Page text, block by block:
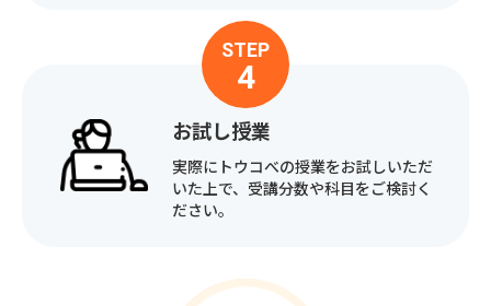
STEP
4
お試し授業
実際にトウコべの授業をお試しいただ
いた上で、受講分数や科目をご検討く
ださい。